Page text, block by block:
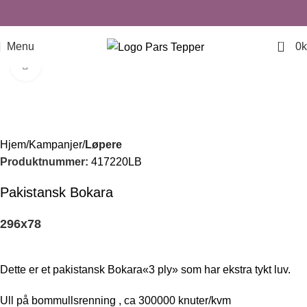
Menu 0 0
Hjem Kampanjer Løpere
Produktnummer: 417220LB
Pakistansk Bokara
296x78
Dette er et pakistansk Bokara«3 ply» som har ekstra tykt luv.
Ull på bommullsrenning , ca 300000 knuter/kvm